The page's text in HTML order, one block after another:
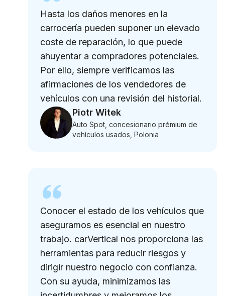
Hasta los daños menores en la
carrocería pueden suponer un elevado
coste de reparación, lo que puede
ahuyentar a compradores potenciales.
Por ello, siempre verificamos las
afirmaciones de los vendedores de
vehículos con una revisión del historial.
Piotr Witek
Auto Spot, concesionario prémium de
vehículos usados, Polonia
Conocer el estado de los vehículos que
aseguramos es esencial en nuestro
trabajo. carVertical nos proporciona las
herramientas para reducir riesgos y
dirigir nuestro negocio con confianza.
Con su ayuda, minimizamos las